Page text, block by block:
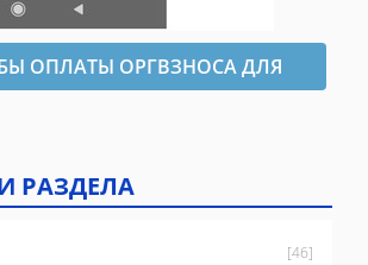
ОПЛАТЫ ОРГВЗНОСА ДЛЯ
РАЗДЕЛА
[46]